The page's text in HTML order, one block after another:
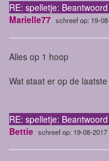
RE: spelletje:
Marielle77 schreef op: 19-
Alles op 1 hoop
Wat staat er op de
RE: spelletje:
Bettie schreef op: 19-08-2017